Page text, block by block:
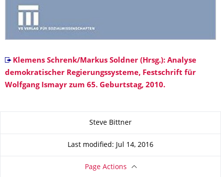
Klemens Schrenk/Markus Soldner (Hrsg.): Analyse
demokratischer Regierungssysteme, Festschrift für
Wolfgang Ismayr zum 65. Geburtstag, 2010.
Steve Bittner
Last modified: Jul 14, 2016
Page Actions